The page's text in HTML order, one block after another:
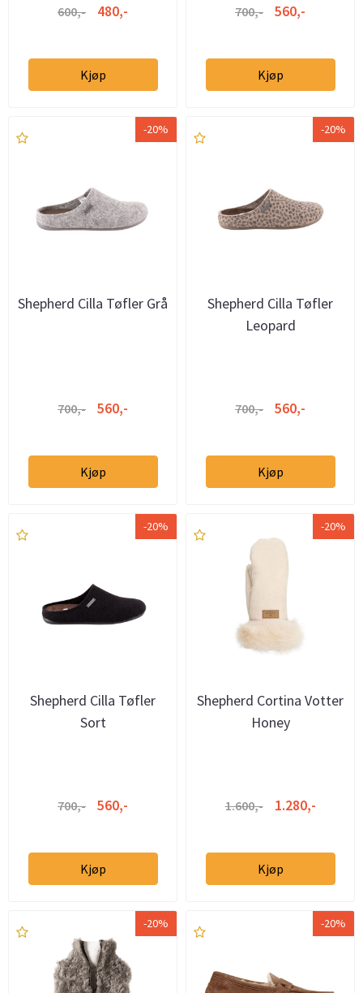
600,- 480,-
Kjøp
700,- 560,-
Kjøp
-20%
Shepherd Cilla Tøfler Grå
700,- 560,-
Kjøp
-20%
Shepherd Cilla Tøfler
Leopard
700,- 560,-
Kjøp
-20%
Shepherd Cilla Tøfler
Sort
700,- 560,-
Kjøp
-20%
Shepherd Cortina Votter
Honey
1.600,- 1.280,-
Kjøp
-20% -20%